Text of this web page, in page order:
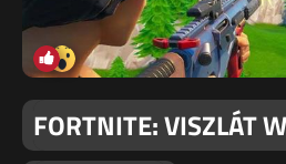
FORTNITE: VISZLÁT